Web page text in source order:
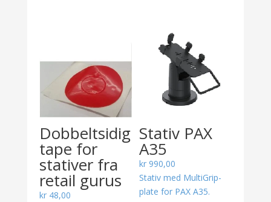
Dobbeltsidig
tape for
stativer fra
retail gurus
kr48,00
Stativ PAX
A35
kr 990,00
Stativ med MultiGrip-
plate for PAX A35.